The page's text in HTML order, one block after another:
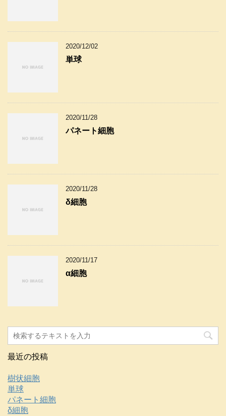
2020/12/02
単球
2020/11/28
パネート細胞
2020/11/28
δ細胞
2020/11/17
α細胞
最近の投稿
樹状細胞
単球
パネート細胞
δ細胞